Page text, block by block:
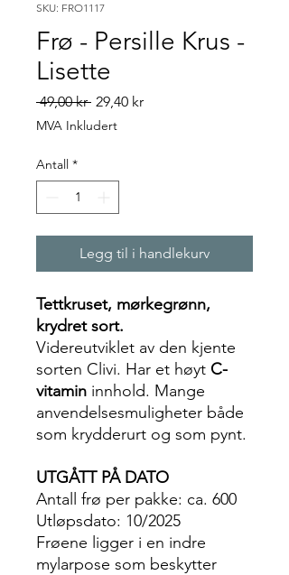
SKU: FRO1117
Frø - Persille Krus -
Lisette
49,00 kr Vanlig
pris
29,40 krSalgspris
MVA Inkludert
Antall *
Legg til i handlekurv
Tettkruset, mørkegrønn,
krydret sort.
Videreutviklet av den kjente
sorten Clivi. Har et høyt C-
vitamin innhold. Mange
anvendelsesmuligheter både
som krydderurt og som pynt.
UTGÅTT PÅ DATO
Antall frø per pakke: ca. 600
Utløpsdato: 10/2025
Frøene ligger i en indre
mylarpose som beskytter